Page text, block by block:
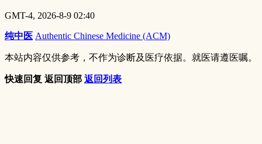
GMT-4, 2026-8-9 02:40
纯中医 Authentic Chinese Medicine (ACM)
本站内容仅供参考，不作为诊断及医疗依据。就医请遵医嘱。
快速回复 返回顶部 返回列表